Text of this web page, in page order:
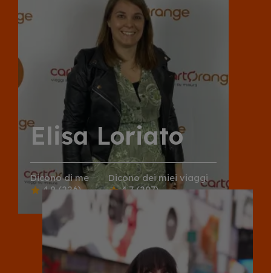
Elisa Loriato
Dicono di me
4.9(226)
Dicono dei miei viaggi
4.7(207)